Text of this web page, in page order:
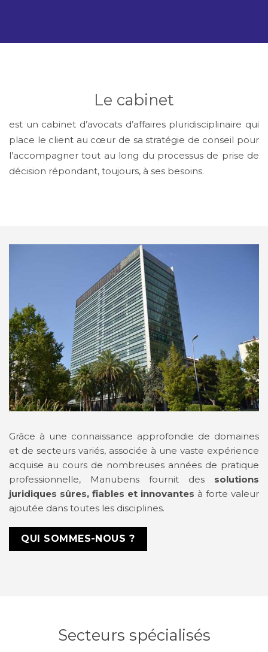
Le cabinet
est un cabinet d’avocats d’affaires pluridisciplinaire qui
place le client au cœur de sa stratégie de conseil pour
l’accompagner tout au long du processus de prise de
décision répondant, toujours, à ses besoins.
Grâce à une connaissance approfondie de domaines
et de secteurs variés, associée à une vaste expérience
acquise au cours de nombreuses années de pratique
professionnelle, Manubens fournit des solutions
juridiques sûres, fiables et innovantes à forte valeur
ajoutée dans toutes les disciplines.
QUI SOMMES-NOUS ?
Secteurs spécialisés